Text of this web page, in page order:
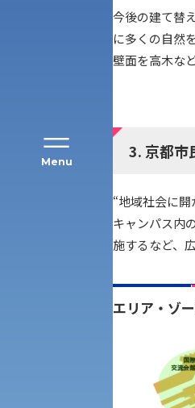
Menu
専門学科等対象公募推薦入試
キャンパス・施設の見学について
今後の建て替
に多くの自然
壁面を高木な
3. 京都市
“地域社会に
キャンパス内
施するなど、
エリア・ゾ